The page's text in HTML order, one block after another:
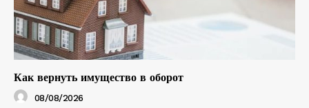
Как вернуть имущество в оборот
08/08/2026